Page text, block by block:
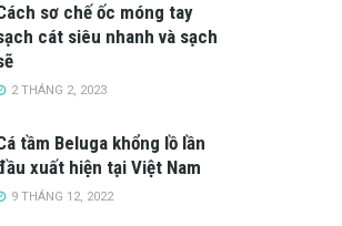
sơ chế ốc móng tay
cát siêu nhanh và sạch
2 THÁNG 2, 2023
tầm Beluga khổng lồ lần
xuất hiện tại Việt Nam
9 THÁNG 12, 2022